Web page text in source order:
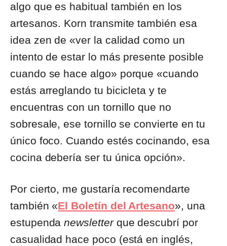
algo que es habitual también en los
artesanos. Korn transmite también esa
idea zen de «ver la calidad como un
intento de estar lo más presente posible
cuando se hace algo» porque «cuando
estás arreglando tu bicicleta y te
encuentras con un tornillo que no
sobresale, ese tornillo se convierte en tu
único foco. Cuando estés cocinando, esa
cocina debería ser tu única opción».
Por cierto, me gustaría recomendarte
también «El Boletín del Artesano», una
estupendanewsletterque descubrí por
casualidad hace poco (está en inglés,